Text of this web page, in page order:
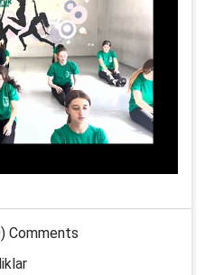
Comments